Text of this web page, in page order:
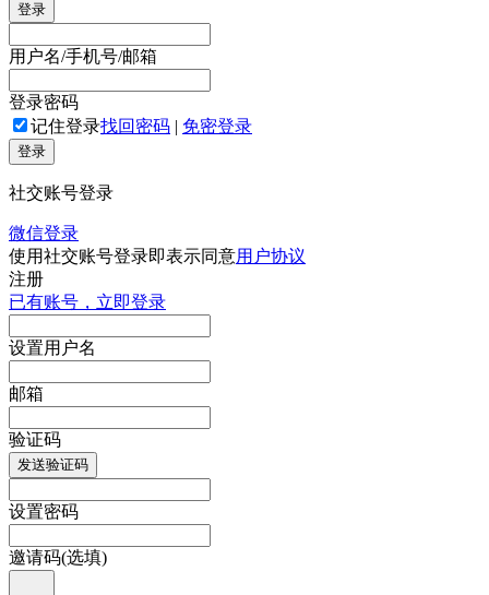
登录
用户名/手机号/邮箱
登录密码
记住登录找回密码 | 免密登录
登录
社交账号登录
微信登录
使用社交账号登录即表示同意用户协议
注册
已有账号，立即登录
设置用户名
邮箱
验证码
发送验证码
设置密码
邀请码(选填)